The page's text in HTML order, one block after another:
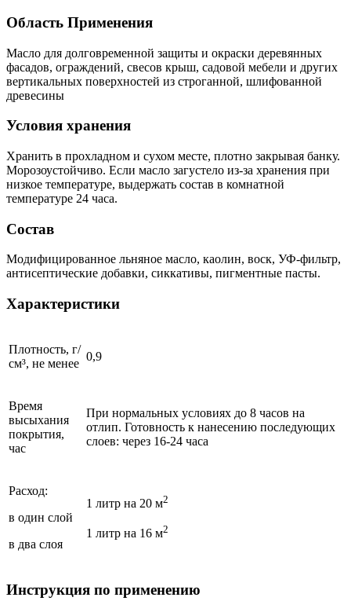
Область Применения
Масло для долговременной защиты и окраски деревянных
фасадов, ограждений, свесов крыш, садовой мебели и других
вертикальных поверхностей из строганной, шлифованной
древесины
Условия хранения
Хранить в прохладном и сухом месте, плотно закрывая банку.
Морозоустойчиво. Если масло загустело из-за хранения при
низкое температуре, выдержать состав в комнатной
температуре 24 часа.
Состав
Модифицированное льняное масло, каолин, воск, УФ-фильтр,
антисептические добавки, сиккативы, пигментные пасты.
Характеристики
Плотность, г/
см³, не менее
0,9
Время
высыхания
покрытия,
час
При нормальных условиях до 8 часов на
отлип. Готовность к нанесению последующих
слоев: через 16-24 часа
Расход:
в один слой
в два слоя
1 литр на 20 м2
1 литр на 16 м2
Инструкция по применению